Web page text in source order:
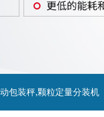
包装秤,颗粒定量分装机